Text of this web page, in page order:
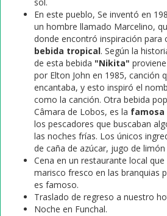
En este pueblo, Se inventó en
un hombre llamado Marcelino,
donde encontró inspiración para
bebida tropical. Según la
de esta bebida "Nikita"
por Elton John en 1985, canción
encantaba, y esto inspiró el
como la canción. Otra bebida
Câmara de Lobos, es la famosa
los pescadores que buscaban
las noches frías. Los únicos
de caña de azúcar, jugo de limón
Cena en un restaurante local
marisco fresco en las branquias
es famoso.
Traslado de regreso a nuestro
Noche en Funchal.